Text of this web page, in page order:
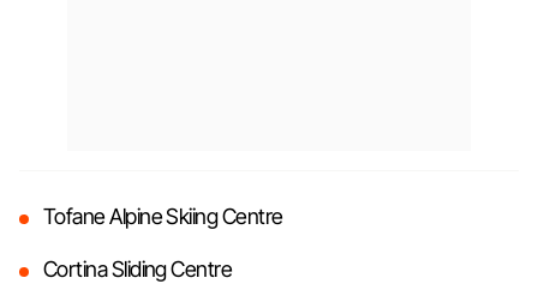
Tofane Alpine Skiing Centre
Cortina Sliding Centre